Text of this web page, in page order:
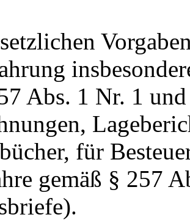
Abs. 1 Nr. 1
für
gemäß § 257